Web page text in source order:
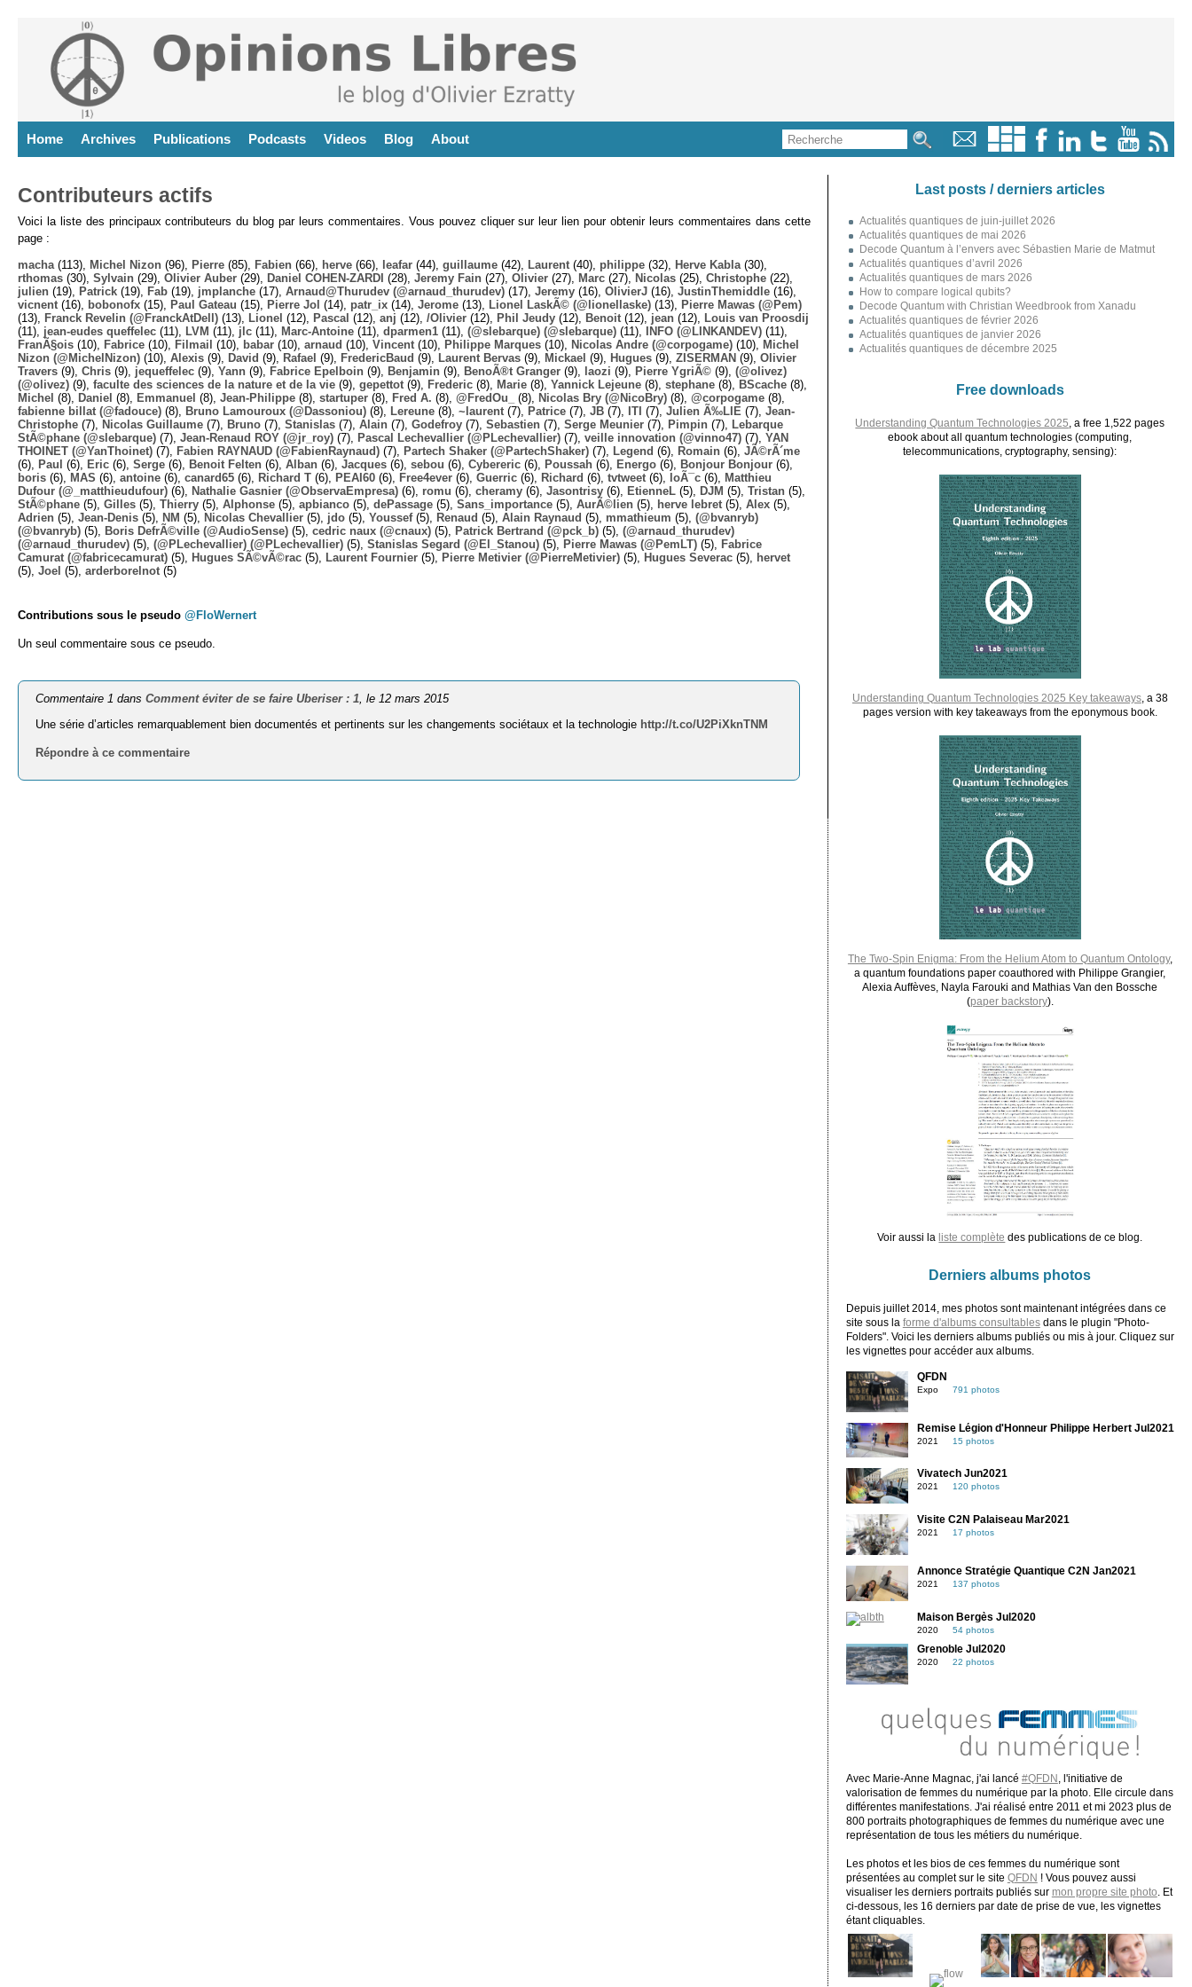
Home Archives Publications Podcasts Videos Blog About
Contributeurs actifs
Voici la liste des principaux contributeurs du blog par leurs commentaires. Vous pouvez cliquer sur leur lien pour obtenir leurs commentaires dans cette
page :
macha (113), Michel Nizon (96), Pierre (85), Fabien (66), herve (66), leafar (44), guillaume (42), Laurent (40), philippe (32), Herve Kabla (30),
rthomas (30), Sylvain (29), Olivier Auber (29), Daniel COHEN-ZARDI (28), Jeremy Fain (27), Olivier (27), Marc (27), Nicolas (25), Christophe (22),
julien (19), Patrick (19), Fab (19), jmplanche (17), Arnaud@Thurudev (@arnaud_thurudev) (17), Jeremy (16), OlivierJ (16), JustinThemiddle (16),
vicnent (16), bobonofx (15), Paul Gateau (15), Pierre Jol (14), patr_ix (14), Jerome (13), Lionel LaskÃ© (@lionellaske) (13),
Pierre Mawas (@Pem)
(13),
Franck Revelin (@FranckAtDell) (13), Lionel (12), Pascal (12), anj (12), /Olivier (12), Phil Jeudy (12), Benoit (12), jean (12),
Louis van Proosdij
(11), jean-eudes queffelec (11), LVM (11), jlc (11), Marc-Antoine (11), dparmen1 (11), (@slebarque) (@slebarque) (11), INFO (@LINKANDEV) (11),
FranÃ§ois (10), Fabrice (10), Filmail (10), babar (10), arnaud (10), Vincent (10), Philippe Marques (10), Nicolas Andre (@corpogame) (10),
Michel
Nizon (@MichelNizon) (10), Alexis (9), David (9), Rafael (9), FredericBaud (9), Laurent Bervas (9), Mickael (9), Hugues (9), ZISERMAN (9), Olivier
Travers (9), Chris (9), jequeffelec (9), Yann (9), Fabrice Epelboin (9), Benjamin (9), BenoÃ®t Granger (9), laozi (9), Pierre YgriÃ© (9), (@olivez)
(@olivez) (9), faculte des sciences de la nature et de la vie (9), gepettot (9), Frederic (8), Marie (8), Yannick Lejeune (8), stephane (8), BScache (8),
Michel (8), Daniel (8), Emmanuel (8), Jean-Philippe (8), startuper (8), Fred A. (8), @FredOu_ (8), Nicolas Bry (@NicoBry) (8), @corpogame (8),
fabienne billat (@fadouce) (8), Bruno Lamouroux (@Dassoniou) (8), Lereune (8), ~laurent (7), Patrice (7), JB (7), ITI (7), Julien Ã‰LIE (7), Jean-
Christophe (7), Nicolas Guillaume (7), Bruno (7), Stanislas (7), Alain (7), Godefroy (7), Sebastien (7), Serge Meunier (7), Pimpin (7),
Lebarque
StÃ©phane (@slebarque) (7), Jean-Renaud ROY (@jr_roy) (7), Pascal Lechevallier (@PLechevallier) (7), veille innovation (@vinno47) (7), YAN
THOINET (@YanThoinet) (7), Fabien RAYNAUD (@FabienRaynaud) (7), Partech Shaker (@PartechShaker) (7), Legend (6), Romain (6), JÃ©rÃ´me
(6),
Paul (6), Eric (6), Serge (6), Benoit Felten (6), Alban (6), Jacques (6), sebou (6), Cybereric (6), Poussah (6), Energo (6), Bonjour Bonjour (6),
boris (6), MAS (6), antoine (6), canard65 (6), Richard T (6), PEAI60 (6), Free4ever (6), Guerric (6), Richard (6), tvtweet (6), loÃ¯c (6),
Matthieu
Dufour (@_matthieudufour) (6), Nathalie Gasnier (@ObservaEmpresa) (6), romu (6), cheramy (6), Jasontrisy (6), EtienneL (5), DJM (5), Tristan (5),
StÃ©phane (5), Gilles (5), Thierry (5), Alphonse (5), apbianco (5), dePassage (5), Sans_importance (5), AurÃ©lien (5), herve lebret (5), Alex (5),
Adrien (5), Jean-Denis (5), NM (5), Nicolas Chevallier (5), jdo (5), Youssef(5), Renaud (5), Alain Raynaud (5), mmathieum (5), (@bvanryb)
(@bvanryb) (5), Boris DefrÃ©ville (@AudioSense) (5), cedric naux (@cnaux) (5), Patrick Bertrand (@pck_b) (5), (@arnaud_thurudev)
(@arnaud_thurudev) (5), (@PLechevallier) (@PLechevallier) (5), Stanislas Segard (@El_Stanou) (5), Pierre Mawas (@PemLT) (5),
Fabrice
Camurat (@fabricecamurat) (5), Hugues SÃ©vÃ©rac (5), Laurent Fournier (5), Pierre Metivier (@PierreMetivier) (5), Hugues Severac (5),
hervet
(5), Joel (5), arderborelnot (5)
Contributions sous le pseudo @FloWernert
Un seul commentaire sous ce pseudo.
Commentaire 1 dansComment éviter de se faire Uberiser : 1 , le 12 mars 2015
Une série d’articles remarquablement bien documentés et pertinents sur les changements sociétaux et la technologie http://t.co/U2PiXknTNM
Répondre à ce commentaire
Last posts / derniers articles
Actualités quantiques de juin-juillet 2026
Actualités quantiques de mai 2026
Decode Quantum à l’envers avec Sébastien Marie de Matmut
Actualités quantiques d’avril 2026
Actualités quantiques de mars 2026
How to compare logical qubits?
Decode Quantum with Christian Weedbrook from Xanadu
Actualités quantiques de février 2026
Actualités quantiques de janvier 2026
Actualités quantiques de décembre 2025
Free downloads
Understanding Quantum Technologies 2025 , a free 1,522 pages
ebook about all quantum technologies (computing,
telecommunications, cryptography, sensing):
Understanding Quantum Technologies 2025 Key takeaways, a 38
pages version with key takeaways from the eponymous book.
The Two-Spin Enigma: From the Helium Atom to Quantum Ontology,
a quantum foundations paper coauthored with Philippe Grangier,
Alexia Auffèves, Nayla Farouki and Mathias Van den Bossche
(paper backstory).
Voir aussi la liste complète des publications de ce blog.
Derniers albums photos
Depuis juillet 2014, mes photos sont maintenant intégrées dans ce
site sous la forme d'albums consultablesdans le plugin "Photo-
Folders". Voici les derniers albums publiés ou mis à jour. Cliquez sur
les vignettes pour accéder aux albums.
QFDN
Expo 791 photos
Remise Légion d'Honneur Philippe Herbert Jul2021
2021 15 photos
Vivatech Jun2021
2021 120 photos
Visite C2N Palaiseau Mar2021
2021 17 photos
Annonce Stratégie Quantique C2N Jan2021
2021 137 photos
Maison Bergès Jul2020
2020 54 photos
Grenoble Jul2020
2020 22 photos
Avec Marie-Anne Magnac, j'ai lancé #QFDN
, l'initiative de
valorisation de femmes du numérique par la photo. Elle circule dans
différentes manifestations. J'ai réalisé entre 2011 et mi 2023 plus de
800 portraits photographiques de femmes du numérique avec une
représentation de tous les métiers du numérique.
Les photos et les bios de ces femmes du numérique sont
présentées au complet sur le site QFDN ! Vous pouvez aussi
visualiser les derniers portraits publiés sur mon propre site photo . Et
ci-dessous, les 16 derniers par date de prise de vue, les vignettes
étant cliquables.